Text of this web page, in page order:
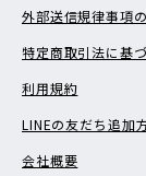
外部送信規律事項
特定商取引法に基
利用規約
LINEの友だち追加
会社概要